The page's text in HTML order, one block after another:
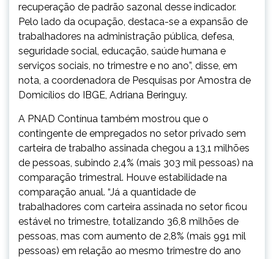
recuperação de padrão sazonal desse indicador.
Pelo lado da ocupação, destaca-se a expansão de
trabalhadores na administração pública, defesa,
seguridade social, educação, saúde humana e
serviços sociais, no trimestre e no ano”, disse, em
nota, a coordenadora de Pesquisas por Amostra de
Domicílios do IBGE, Adriana Beringuy.
A PNAD Contínua também mostrou que o
contingente de empregados no setor privado sem
carteira de trabalho assinada chegou a 13,1 milhões
de pessoas, subindo 2,4% (mais 303 mil pessoas) na
comparação trimestral. Houve estabilidade na
comparação anual. “Já a quantidade de
trabalhadores com carteira assinada no setor ficou
estável no trimestre, totalizando 36,8 milhões de
pessoas, mas com aumento de 2,8% (mais 991 mil
pessoas) em relação ao mesmo trimestre do ano